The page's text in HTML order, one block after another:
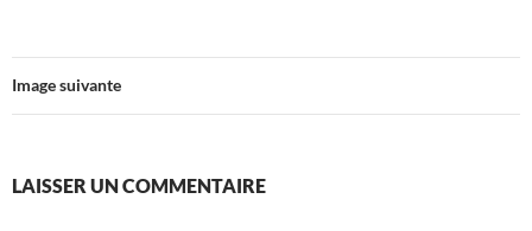
Image suivante
LAISSER UN COMMENTAIRE